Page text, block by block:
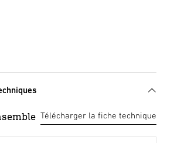
Télécharger la fiche technique